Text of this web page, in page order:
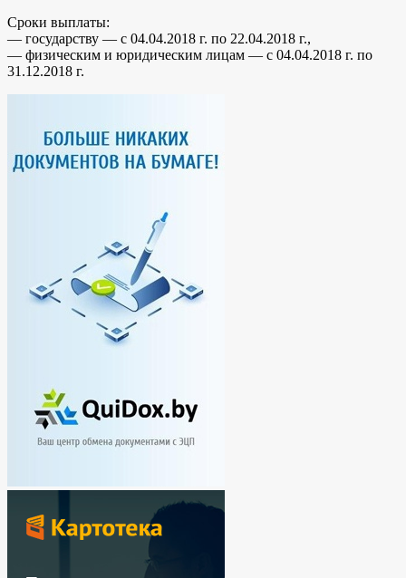
Сроки выплаты:
— государству — с 04.04.2018 г. по 22.04.2018 г.,
— физическим и юридическим лицам — с 04.04.2018 г. по
31.12.2018 г.